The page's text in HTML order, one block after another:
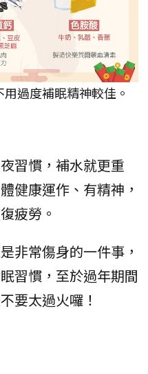
過度補眠精神較佳。
習慣，補水就更重
健康運作、有精神，
疲勞。
非常傷身的一件事，
習慣，至於過年期間
要太過火囉！